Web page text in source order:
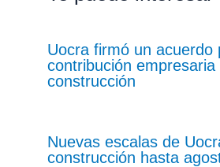
Uocra firmó un acuerdo
contribución empresaria
construcción
Nuevas escalas de
construcción hasta